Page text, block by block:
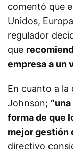
comentó que
Unidos,
regulador
que
empresa a un
En cuanto a la
Johnson;
forma de que
mejor gestión
directivo